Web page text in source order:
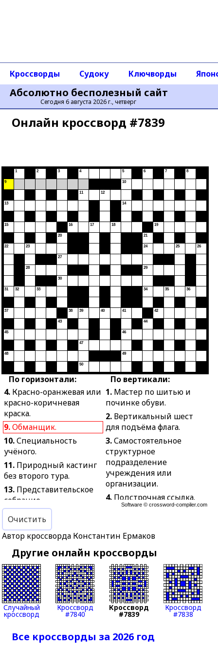
Абсолютно бесполезный сайт
Сегодня 6 августа 2026 г., четверг
Кроссворды Судоку Ключворды
Онлайн кроссворд #7839
По горизонтали:
4. Красно-оранжевая или
красно-коричневая
краска.
9.Обманщик.
10.Специальность
учёного.
11. Природный кастинг
без второго тура.
13. Представительское
собрание.
14.
плотной материи.
15.Трава, молодые
побеги которой
используют в супах и
салатах.
16.Животное
тропических стран,
питающееся грызунами,
птицами, змеями.
под действием сил,
По вертикали:
1. Мастер по шитью и
починке обуви.
2. Вертикальный шест
для подъёма флага.
3.Самостоятельное
структурное
подразделение
учреждения или
организации.
4. Подстрочная ссылка.
либо.
7.Одинокий человек,
вынужденный жить
вдали от людей.
8.Обувь из шкуры диких
зверей у
североамериканских
12.Водяная трубка для
9
13
15
22
31
37
45
48
1
32
23
28
2
33
3
20
27
30
43
16
38
4
11
39
47
50
17
12
40
18
5
10
14
41
46
49
6
21
24
29
34
44
19
42
7
35
25
8
36
26
Software ©crossword-compiler.com
Очистить
Автор кроссворда Константин Ермаков
Другие онлайн кроссворды
Случайный
кроссворд
Кроссворд
#7840
Кроссворд
#7839
Кроссворд
#7838
Все кроссворды за 2026 год